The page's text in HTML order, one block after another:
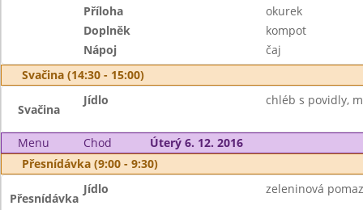
Příloha
okurek
Doplněk
kompot
Nápoj
čaj
Svačina (14:30 - 15:00)
Svačina
Jídlo chléb s povidly,
Menu Chod
Úterý 6. 12. 2016
Přesnídávka (9:00 - 9:30)
Přesnídávka
Jídlo zeleninová